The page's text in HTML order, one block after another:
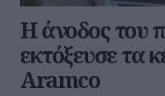
Η άνοδος του
εκτόξευσε τα
Aramco